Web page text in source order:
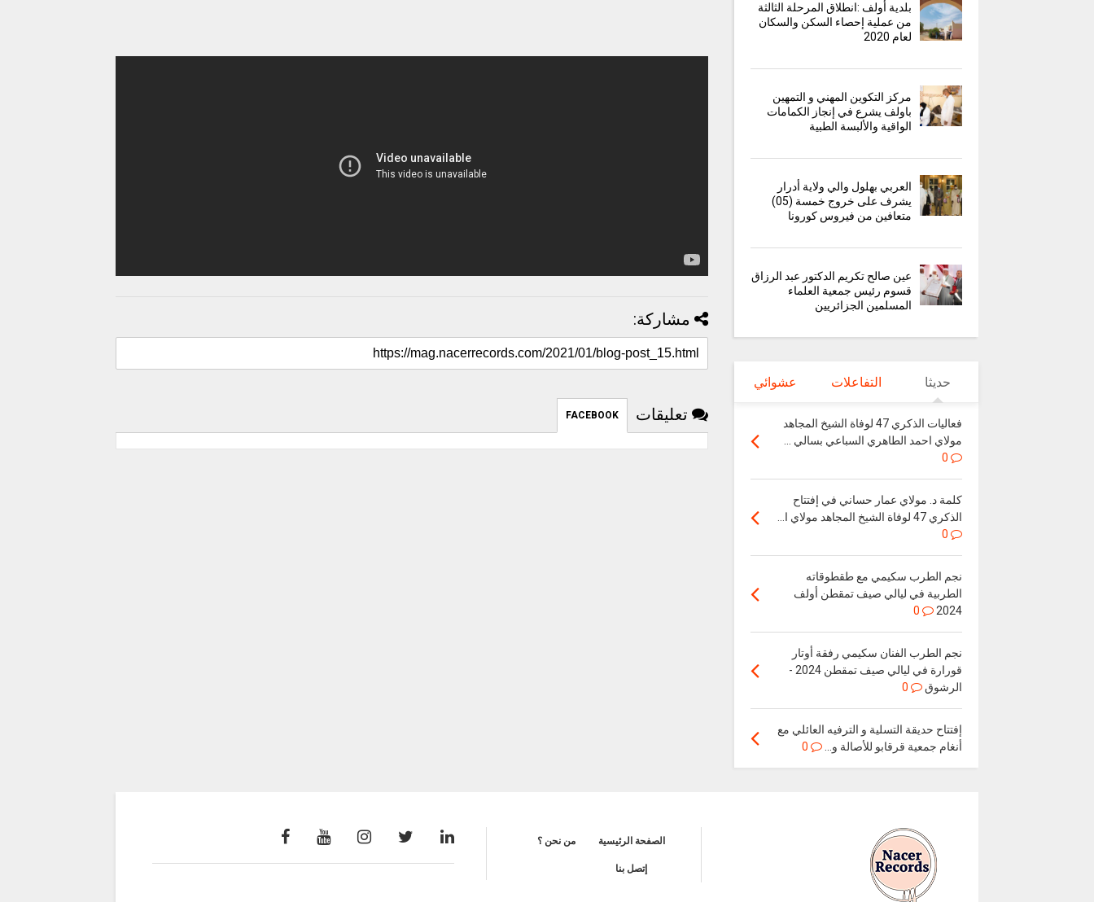
مشاركة:
تعليقات FACEBOOK
بلدية أولف :انطلاق المرحلة الثالثة
من عملية إحصاء السكن والسكان
لعام 2020
مركز التكوين المهني و التمهين
باولف يشرع في إنجاز الكمامات
الواقية والألبسة الطبية
العربي بهلول والي ولاية أدرار
يشرف على خروج خمسة (05)
متعافين من فيروس كورونا
عين صالح تكريم الدكتور عبد الرزاق
قسوم رئيس جمعية العلماء
المسلمين الجزائريين
حديثا التفاعلات عشوائي
فعاليات الذكري 47 لوفاة الشيخ المجاهد
مولاي احمد الطاهري السباعي بسالي ...
كلمة د. مولاي عمار حساني في إفتتاح
الذكري 47 لوفاة الشيخ المجاهد مولاي ا...
نجم الطرب سكيمي مع طقطوقاته
الطربية في ليالي صيف تمقطن أولف
2024
نجم الطرب الفنان سكيمي رفقة أوتار
قورارة في ليالي صيف تمقطن 2024 -
الرشوق
إفتتاح حديقة التسلية و الترفيه العائلي مع
أنغام جمعية قرقابو للأصالة و...
الصفحة الرئيسية من نحن ؟
إتصل بنا